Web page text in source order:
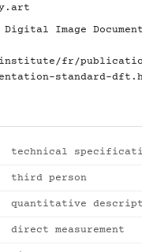
Image
fr/
standard-
technical
third person
quantitative
direct measurement